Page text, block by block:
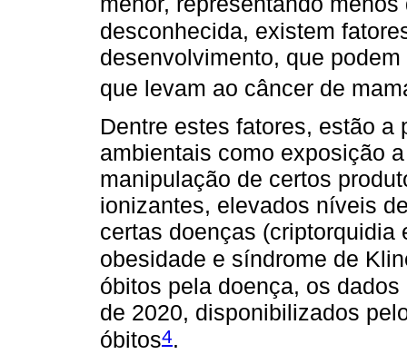
desconhecida, existem
desenvolvimento, que
que levam ao câncer de
Dentre estes fatores, estão
ambientais como exposição
manipulação de certos
ionizantes, elevados níveis
certas doenças
obesidade e síndrome de
óbitos pela doença, os
de 2020, disponibilizados
óbitos4.